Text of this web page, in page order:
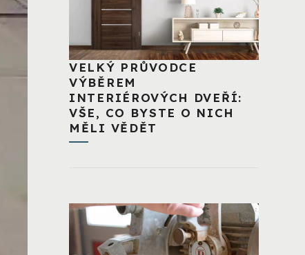
VELKÝ PRŮVODCE
VÝBĚREM
INTERIÉROVÝCH DVEŘÍ:
VŠE, CO BYSTE O NICH
MĚLI VĚDĚT